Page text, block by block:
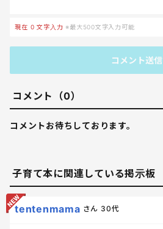
現在 0 文字入力 ※最大500文字入力可能
コメント送信
コメント（0）
コメントお待ちしております。
子育て本に関連している掲示板
tentenmama さん 30代